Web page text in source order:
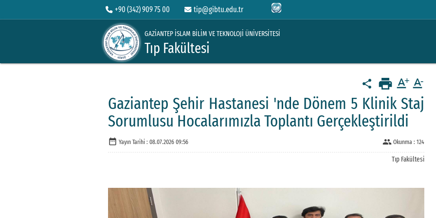
+90 (342) 909 75 00 tip@gibtu.edu.tr
GAZİANTEP İSLAM BİLİM VE TEKNOLOJİ ÜNİVERSİTESİ
Tıp Fakültesi
print text_format text_format
share
Gaziantep Şehir Hastanesi 'nde Dönem 5 Klinik Staj
Sorumlusu Hocalarımızla Toplantı Gerçekleştirildi
date_range Yayın Tarihi : 08.07.2026 09:56 people Okunma :124
Tıp Fakültesi